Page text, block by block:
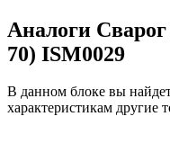
Аналоги
70) ISM0029
В данном блоке вы
характеристикам другие